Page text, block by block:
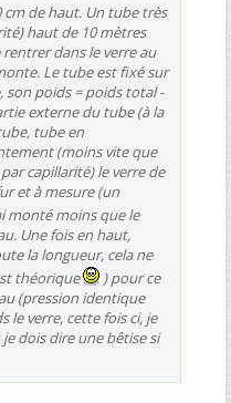
cm de haut. Un tube très
haut de 10 mètres
dans le verre au
Le tube est fixé sur
son poids = poids total -
externe du tube (à la
tube en
(moins vite que
capillarité) le verre de
et à mesure (un
monté moins que le
Une fois en haut,
la longueur, cela ne
théorique
) pour ce
(pression identique
le verre, cette fois ci, je
dois dire une bêtise si